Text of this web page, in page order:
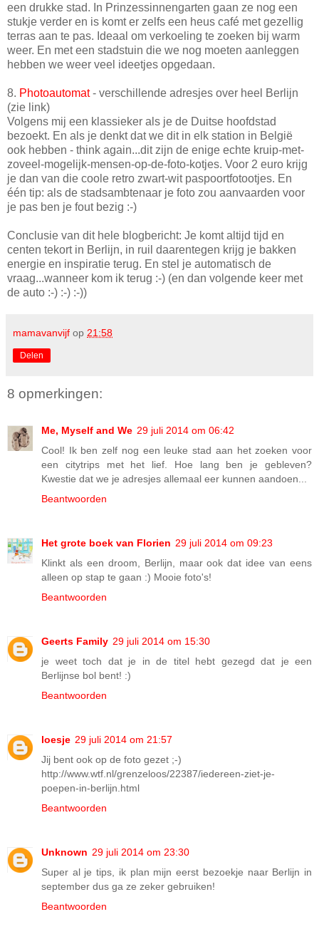
een drukke stad. In Prinzessinnengarten gaan ze nog een
stukje verder en is komt er zelfs een heus café met gezellig
terras aan te pas. Ideaal om verkoeling te zoeken bij warm
weer. En met een stadstuin die we nog moeten aanleggen
hebben we weer veel ideetjes opgedaan.
8. Photoautomat- verschillende adresjes over heel Berlijn
(zie link)
Volgens mij een klassieker als je de Duitse hoofdstad
bezoekt. En als je denkt dat we dit in elk station in België
ook hebben - think again...dit zijn de enige echte kruip-met-
zoveel-mogelijk-mensen-op-de-foto-kotjes. Voor 2 euro krijg
je dan van die coole retro zwart-wit paspoortfotootjes. En
één tip: als de stadsambtenaar je foto zou aanvaarden voor
je pas ben je fout bezig :-)
Conclusie van dit hele blogbericht: Je komt altijd tijd en
centen tekort in Berlijn, in ruil daarentegen krijg je bakken
energie en inspiratie terug. En stel je automatisch de
vraag...wanneer kom ik terug :-) (en dan volgende keer met
de auto :-) :-) :-))
mamavanvijf op 21:58
Delen
8 opmerkingen:
Me, Myself and We 29 juli 2014 om 06:42
Cool! Ik ben zelf nog een leuke stad aan het zoeken voor
een citytrips met het lief. Hoe lang ben je gebleven?
Kwestie dat we je adresjes allemaal eer kunnen aandoen...
Beantwoorden
Het grote boek van Florien 29 juli 2014 om 09:23
Klinkt als een droom, Berlijn, maar ook dat idee van eens
alleen op stap te gaan :) Mooie foto's!
Beantwoorden
Geerts Family 29 juli 2014 om 15:30
je weet toch dat je in de titel hebt gezegd dat je een
Berlijnse bol bent! :)
Beantwoorden
loesje 29 juli 2014 om 21:57
Jij bent ook op de foto gezet ;-)
http://www.wtf.nl/grenzeloos/22387/iedereen-ziet-je-
poepen-in-berlijn.html
Beantwoorden
Unknown 29 juli 2014 om 23:30
Super al je tips, ik plan mijn eerst bezoekje naar Berlijn in
september dus ga ze zeker gebruiken!
Beantwoorden